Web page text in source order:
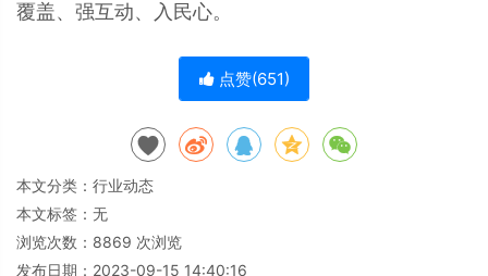
覆盖、强互动、入民心。
点赞(651)
本文分类： 行业动态
本文标签：无
浏览次数： 8869 次浏览
发布日期：2023-09-15 14:40:16